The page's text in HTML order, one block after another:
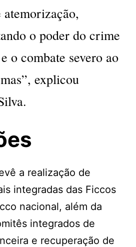
atemorização,
o poder do crime
o combate severo ao
explicou
a realização de
integradas das Ficcos
nacional, além da
integrados de
e recuperação de